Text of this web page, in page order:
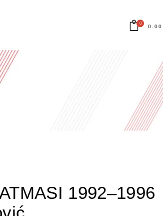
0
0.00
1992–1996